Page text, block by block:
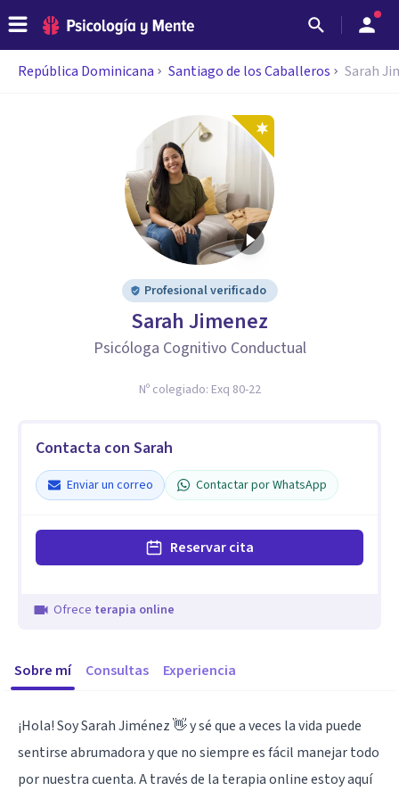
República Dominicana Santiago de los Caballeros Sarah
Profesional verificado
Sarah Jimenez
Psicóloga Cognitivo Conductual
Nº colegiado: Exq 80-22
Contacta con Sarah
Enviar un correo Contactar por WhatsApp
Reservar cita
Ofrece terapia online
Sobre mí Consultas Experiencia
¡Hola! Soy Sarah Jiménez 👋 y sé que a veces la vida puede
sentirse abrumadora y que no siempre es fácil manejar todo
por nuestra cuenta. A través de la terapia online estoy aquí